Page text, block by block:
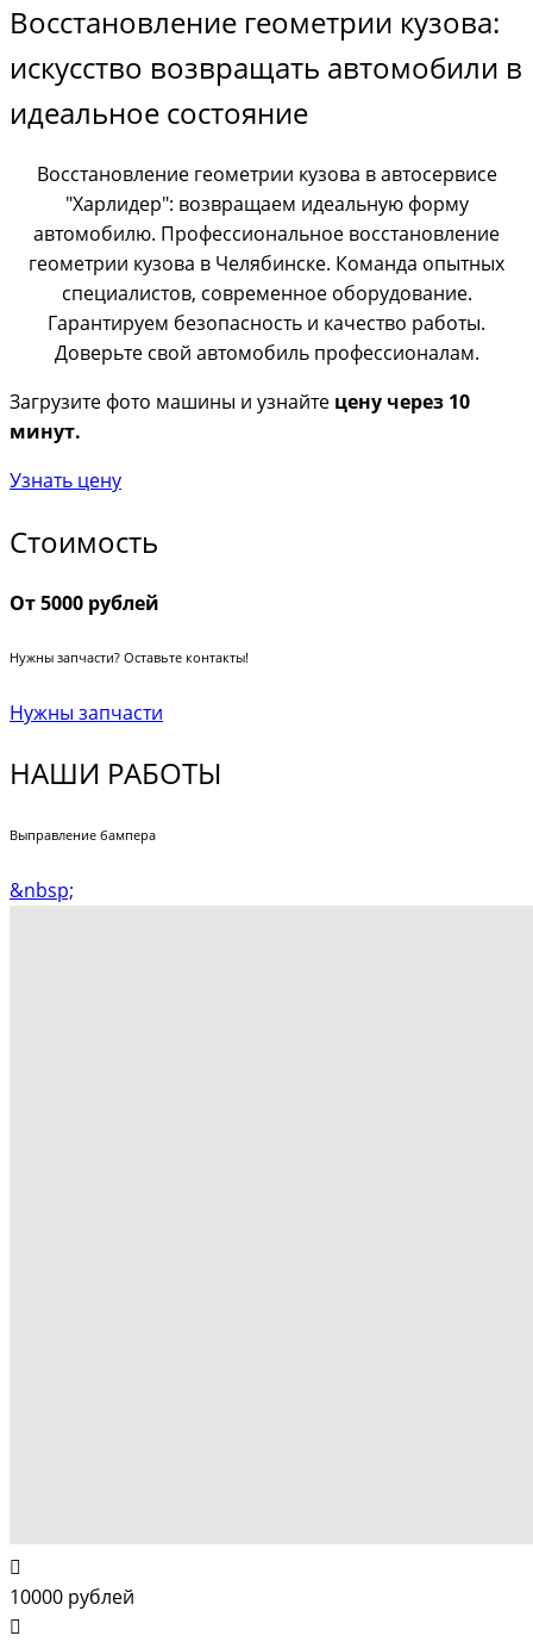
Восстановление геометрии кузова:
искусство возвращать автомобили в
идеальное состояние
Восстановление геометрии кузова в автосервисе
"Харлидер": возвращаем идеальную форму
автомобилю. Профессиональное восстановление
геометрии кузова в Челябинске. Команда опытных
специалистов, современное оборудование.
Гарантируем безопасность и качество работы.
Доверьте свой автомобиль профессионалам.
Загрузите фото машины и узнайте цену через 10
минут.
Узнать цену
Стоимость
От 5000 рублей
Нужны запчасти? Оставьте контакты!
Нужны запчасти
НАШИ РАБОТЫ
Выправление бампера
&nbsp;
10000 рублей